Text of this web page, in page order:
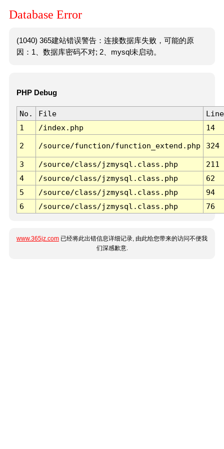
Database Error
(1040) 365建站错误警告：连接数据库失败，可能的原
因：1、数据库密码不对; 2、mysql未启动。
PHP Debug
No. File
Line
1
/index.php 14
2 /source/function/function_extend.php 324
3 /source/class/jzmysql.class.php
211
4
/source/class/jzmysql.class.php
62
5
/source/class/jzmysql.class.php
94
6
/source/class/jzmysql.class.php 76
www.365jz.com 已经将此出错信息详细记录, 由此给您带来的访问不便我
们深感歉意.